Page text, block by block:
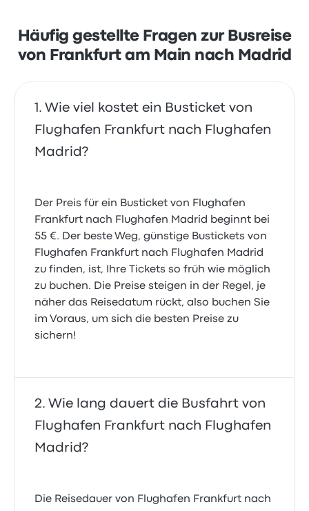
beginnen bei 55 €
Häufig gestellte Fragen zur Busreise
von Frankfurt am Main nach Madrid
Wie viel kostet ein Busticket von
Flughafen Frankfurt nach Flughafen
Madrid?
Der Preis für ein Busticket von Flughafen
Frankfurt nach Flughafen Madrid beginnt bei
55 €. Der beste Weg, günstige Bustickets von
Flughafen Frankfurt nach Flughafen Madrid
zu finden, ist, Ihre Tickets so früh wie möglich
zu buchen. Die Preise steigen in der Regel, je
näher das Reisedatum rückt, also buchen Sie
im Voraus, um sich die besten Preise zu
sichern!
Wie lang dauert die Busfahrt von
Flughafen Frankfurt nach Flughafen
Madrid?
Die Reisedauer von Flughafen Frankfurt nach